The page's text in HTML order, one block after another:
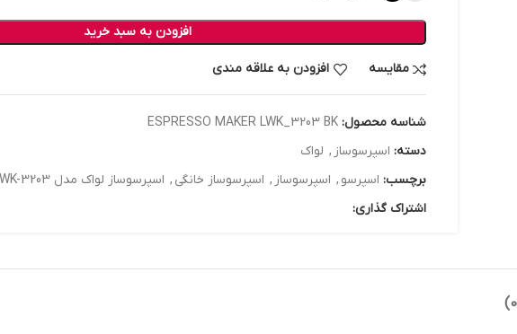
افزودن به سبد خرید
مقایسه افزودن به علاقه مندی
شناسه محصول: ESPRESSO MAKER LWK_3203 BK
دسته: اسپرسوساز , لواک
برچسب: اسپرسو , اسپرسوساز , اسپرسوساز خانگی , اسپرسوساز لواک مدل LWK-3203
اشتراک گذاری: